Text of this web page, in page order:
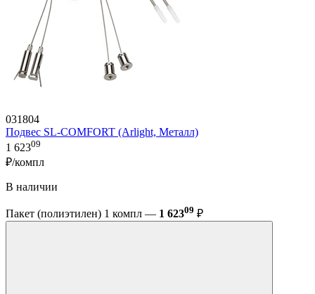
031804
Подвес SL-COMFORT (Arlight, Металл)
1 62309
₽/компл
В наличии
Пакет (полиэтилен) 1 компл — 1 62309 ₽